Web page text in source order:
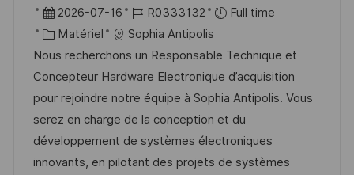
o
c
a
l
i
s
a
t
D
a
t
e
d
’
a
f
2026-07-16
R
é
f
é
r
e
n
c
R0333132
Full time
C
a
t
é
g
o
r
Matériel
Sophia Antipolis
Nous recherchons un Responsable Technique et
Concepteur Hardware Electronique d’acquisition
pour rejoindre notre équipe à Sophia Antipolis. Vous
serez en charge de la conception et du
développement de systèmes électroniques
innovants, en pilotant des projets de systèmes